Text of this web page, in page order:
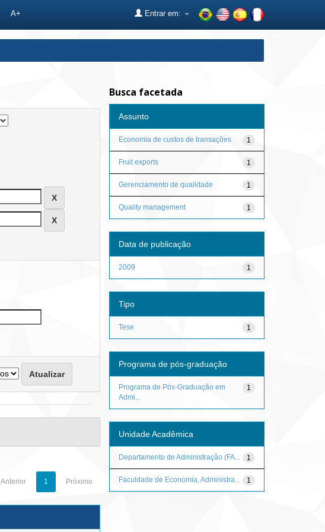
A+ Entrar em:
Anterior 1 Próximo
Busca facetada
Assunto
1
Economia de custos de transações
1
Fruit exports
1
Gerenciamento de qualidade
1
Quality management
Data de publicação
1
2009
Tipo
1
Tese
Programa de pós-graduação
1
Programa de Pós-Graduação em
Admi...
Unidade Acadêmica
1
Departamento de Administração (FA...
1
Faculdade de Economia, Administra...